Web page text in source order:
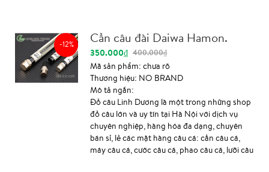
Fv 425- BXT là cần câu chuyên câu lục xa bờ
của hãng Shimano. Cần câu Shimano này với
mục đích được sản xuất để phù hợp cho phân
khúc tầm trung ,với giá thành rất rẻ nhưng
chất lượng lại không hề thấp chút nào. Với
thân cần được làm bằng cacbon soắn vân
chìm, chống vặn soắn rất tốt. Cần câu
Shimano surf leader Fv 425BX-T với hệ thống
khoen FUJI cao...
-12% Cần câu đài Daiwa Hamon.
350.000₫ 400.000₫
Mã sản phẩm:chưa rõ
Thương hiệu: NO BRAND
Mô tả ngắn:
Đồ câu Linh Dương là một trong những shop
đồ câu lớn và uy tín tại Hà Nội với dịch vụ
chuyên nghiệp, hàng hóa đa dạng, chuyên
bán sỉ, lẻ các mặt hàng câu cá: cần câu cá,
máy câu cá, cước câu cá, phao câu cá, lưỡi câu